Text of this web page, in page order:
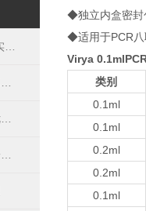
◆独立内盒密封
◆适用于PCR八
Virya
类别
0.1ml
0.1ml
0.2ml
0.2ml
0.1ml